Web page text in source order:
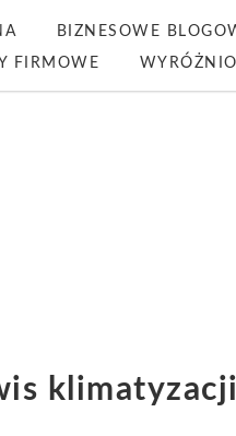
BIZNESOWE
FIRMOWE